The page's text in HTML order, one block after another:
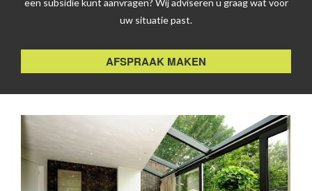
een subsidie kunt aanvragen? Wij adviseren u graag wat voor
uw situatie past.
AFSPRAAK MAKEN